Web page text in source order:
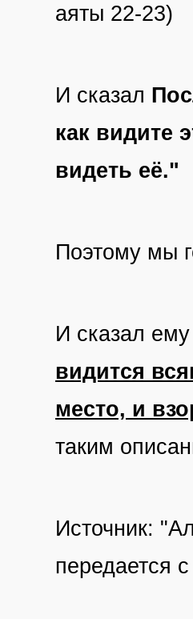
аяты 22-23)
И сказал
как видите
видеть её."
Поэтому мы
И сказал
видится
место, и
таким
Источник:
передается